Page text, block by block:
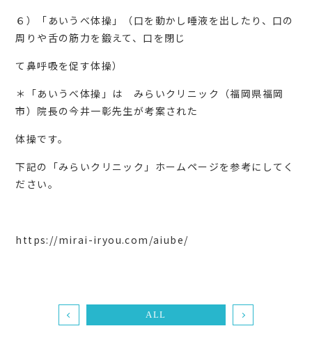
６）「あいうべ体操」（口を動かし唾液を出したり、口の
周りや舌の筋力を鍛えて、口を閉じ
て鼻呼吸を促す体操）
＊「あいうべ体操」は みらいクリニック（福岡県福岡
市）院長の今井一彰先生が考案された
体操です。
下記の「みらいクリニック」ホームページを参考にしてく
ださい。
https://mirai-iryou.com/aiube/
ALL